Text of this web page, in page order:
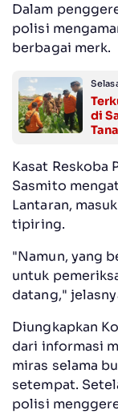
Dalam
polisi
berbagai merk.
di
Kasat Reskoba
Sasmito
Lantaran,
tipiring.
"Namun, yang
untuk
datang,"
Diungkapkan
dari informasi
miras selama
setempat.
polisi